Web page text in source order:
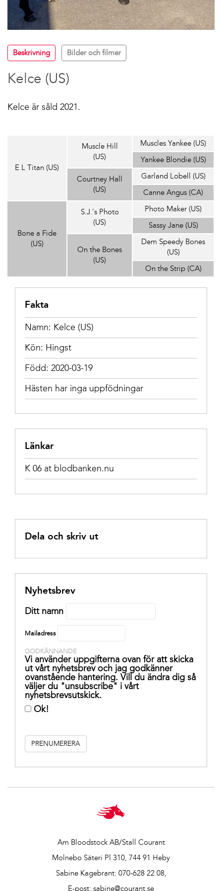
Beskrivning Bilder och filmer
Kelce (US)
Kelce är såld 2021.
E L Titan (US)
Muscle Hill
(US)
Muscles Yankee (US)
Yankee Blondie (US)
Courtney Hall
(US)
Garland Lobell (US)
Canne Angus (CA)
Bone a Fide
(US)
S.J.'s Photo
(US)
Photo Maker (US)
Sassy Jane (US)
On the Bones
(US)
Dem Speedy Bones
(US)
On the Strip (CA)
Fakta
Namn: Kelce (US)
Kön: Hingst
Född: 2020-03-19
Hästen har inga uppfödningar
Länkar
K 06 at blodbanken.nu
Dela och skriv ut
Nyhetsbrev
Ditt namn
Mailadress
GODKÄNNANDE
Vi använder uppgifterna ovan för att skicka
ut vårt nyhetsbrev och jag godkänner
ovanstående hantering. Vill du ändra dig så
väljer du "unsubscribe" i vårt
nyhetsbrevsutskick.
Ok!
Am Bloodstock AB/Stall Courant
Molnebo Säteri Pl 310, 744 91 Heby
Sabine Kagebrant: 070-628 22 08,
E-post: sabine@courant.se